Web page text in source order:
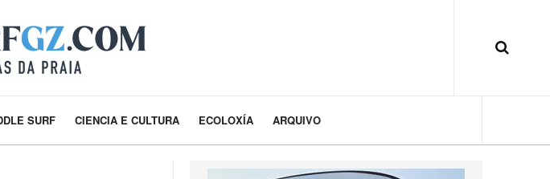
SURF CIENCIA E CULTURA ECOLOXÍA ARQUIVO